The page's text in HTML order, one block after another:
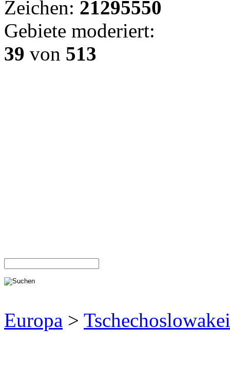
Zeichen: 21295550
Gebiete moderiert:
39 von 513
Europa > Tschechoslowakei